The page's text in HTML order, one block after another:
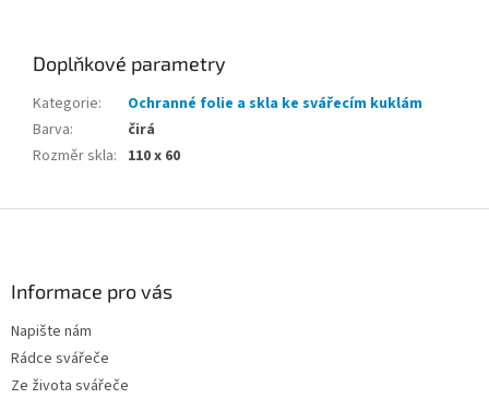
Doplňkové parametry
Kategorie:
Ochranné folie a skla ke svářecím kuklám
Barva:
čirá
Rozměr skla: 110 x 60
Informace pro vás
Napište nám
Rádce svářeče
Ze života svářeče